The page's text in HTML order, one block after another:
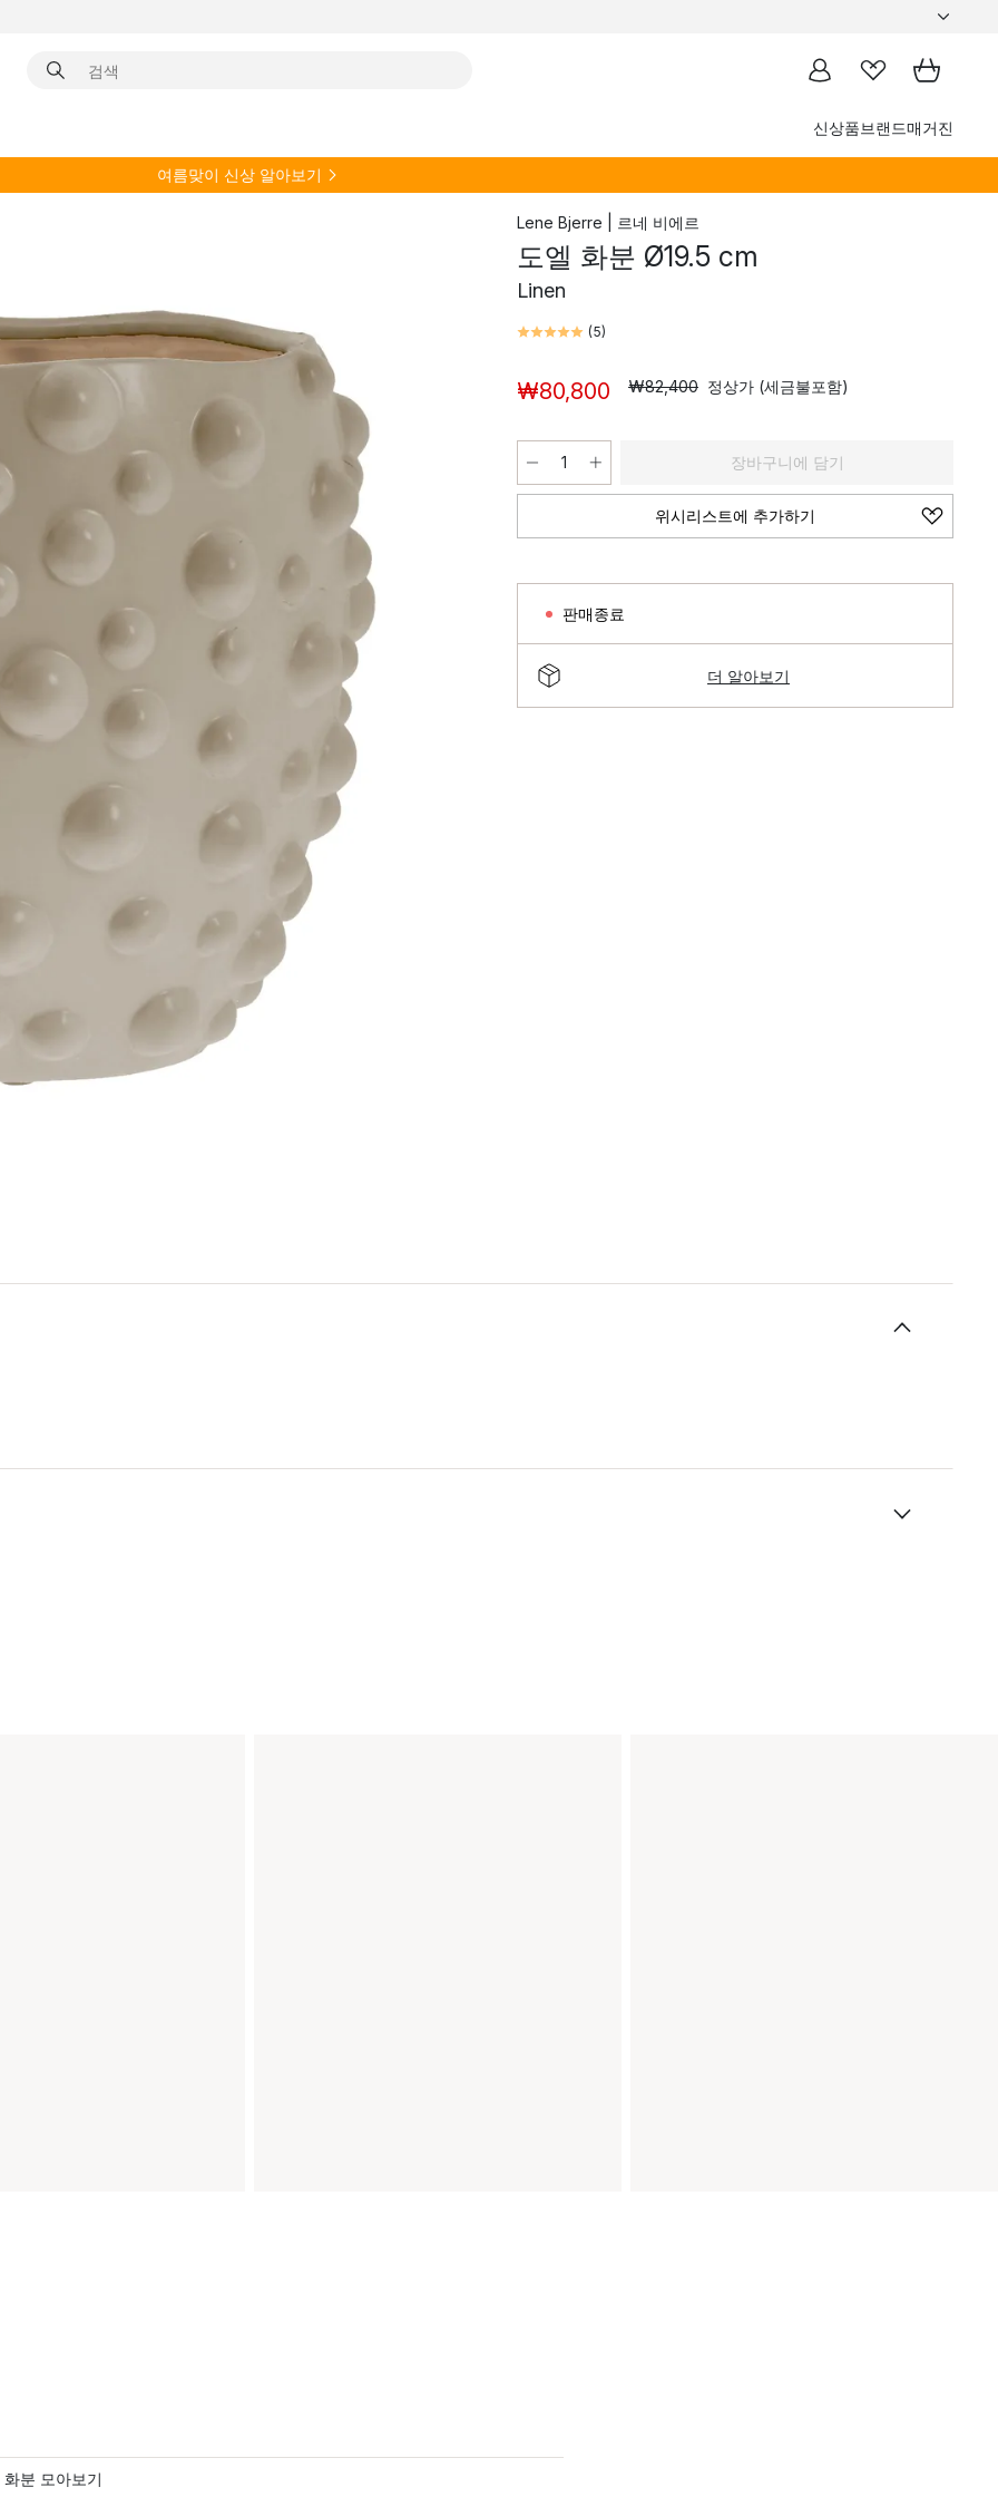
신상품브랜드매거진
여름맞이 신상 알아보기
Lene Bjerre | 르네 비에르
도엘 화분 Ø19.5 cm
Linen
(5)
₩80,800 ₩82,400 정상가 (세금불포함)
장바구니에 담기
위시리스트에 추가하기
판매종료
더 알아보기
분 모아보기